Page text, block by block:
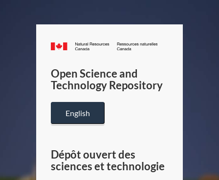
Canada.ca
/
Canada
Open Science and
Technology Repository
English
Dépôt ouvert des
sciences et technologie